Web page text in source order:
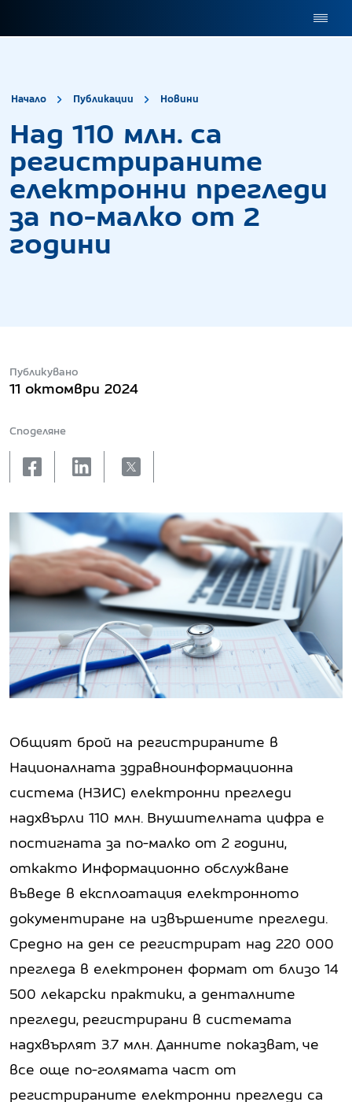
Начало Публикации Новини
Над 110 млн. са
регистрираните
електронни прегледи
за по-малко от 2
години
Публикувано
11 октомври 2024
Споделяне
facebooklinkedinX
Общият брой на регистрираните в
Националната здравноинформационна
система (НЗИС) електронни прегледи
надхвърли 110 млн. Внушителната цифра е
постигната за по-малко от 2 години,
откакто Информационно обслужване
въведе в експлоатация електронното
документиране на извършените прегледи.
Средно на ден се регистрират над 220 000
прегледа в електронен формат от близо 14
500 лекарски практики, а денталните
прегледи, регистрирани в системата
надхвърлят 3.7 млн. Данните показват, че
все още по-голямата част от
регистрираните електронни прегледи са